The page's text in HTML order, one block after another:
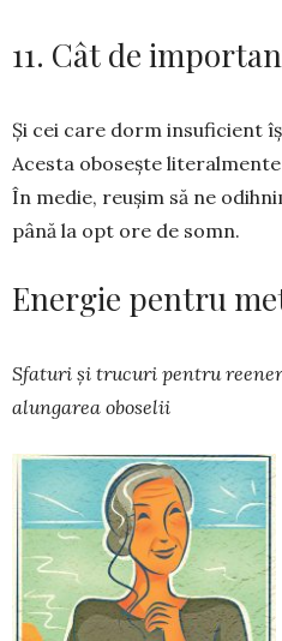
11. Cât de
Și cei care dorm insuficient
Acesta obo­sește
În medie, reușim să ne
până la opt ore de somn.
Energie pentru
Sfaturi și trucuri pentru
alungarea oboselii